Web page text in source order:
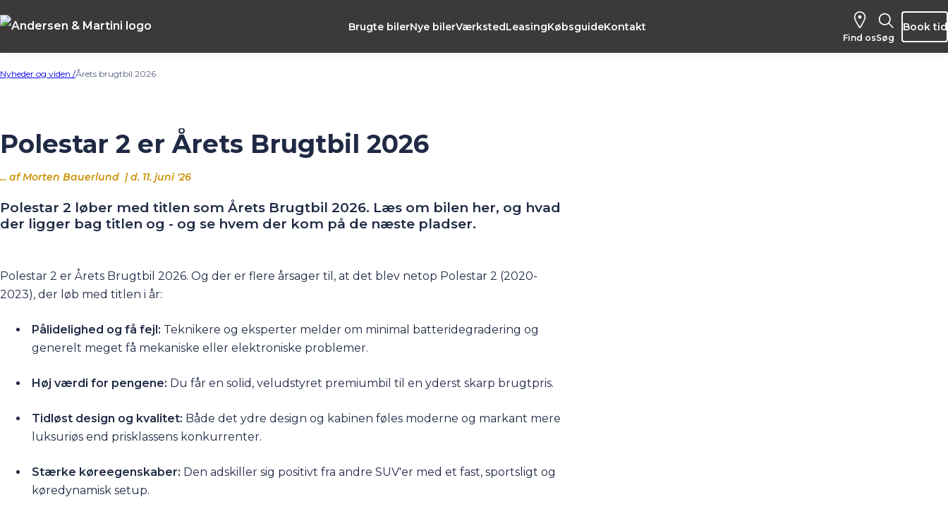
Brugte bilerNye bilerVærkstedLeasingKøbsguideKontakt
Find os Søg
Book tid
Nyheder og viden /Årets brugtbil 2026
Polestar 2 er Årets Brugtbil 2026
... af Morten Bauerlund | d. 11. juni '26
Polestar 2 løber med titlen som Årets Brugtbil 2026. Læs om bilen her, og hvad
der ligger bag titlen og - og se hvem der kom på de næste pladser.
Polestar 2 er Årets Brugtbil 2026. Og der er flere årsager til, at det blev netop Polestar 2 (2020-
2023), der løb med titlen i år:
Pålidelighed og få fejl: Teknikere og eksperter melder om minimal batteridegradering og
generelt meget få mekaniske eller elektroniske problemer.
Høj værdi for pengene: Du får en solid, veludstyret premiumbil til en yderst skarp brugtpris.
Tidløst design og kvalitet: Både det ydre design og kabinen føles moderne og markant mere
luksuriøs end prisklassens konkurrenter.
Stærke køreegenskaber: Den adskiller sig positivt fra andre SUV'er med et fast, sportsligt og
køredynamisk setup.